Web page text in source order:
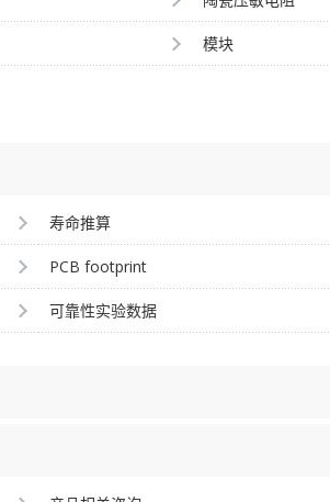
模块
寿命推算
PCB footprint
可靠性实验数据